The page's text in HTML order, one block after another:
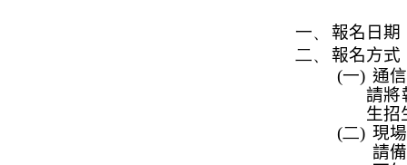
一、
報名日期
二、
報名方式
(一) 通
請將
生招
(二) 現
請